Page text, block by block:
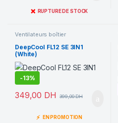
❌ RUPTURE DE STOCK
Ventilateurs boîtier
DeepCool FL12 SE 3IN1
(White)
-13%
349,00 DH 399,00DH
⚡ EN PROMOTION